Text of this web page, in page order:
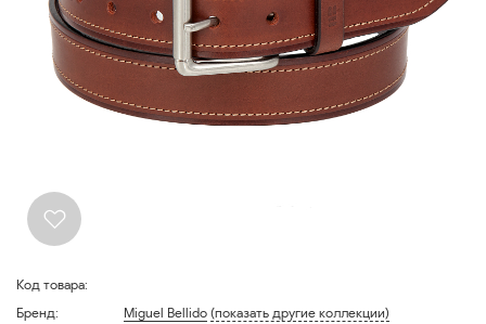
Код товара:
Бренд:
Miguel Bellido (показать другие коллекции)